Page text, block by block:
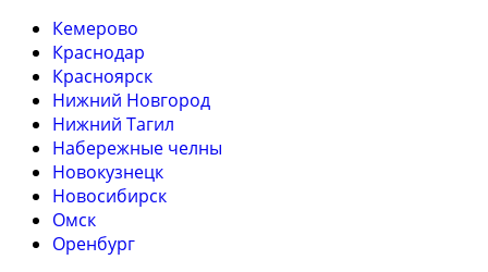
Кемерово
Краснодар
Красноярск
Нижний Новгород
Нижний Тагил
Набережные челны
Новокузнецк
Новосибирск
Омск
Оренбург